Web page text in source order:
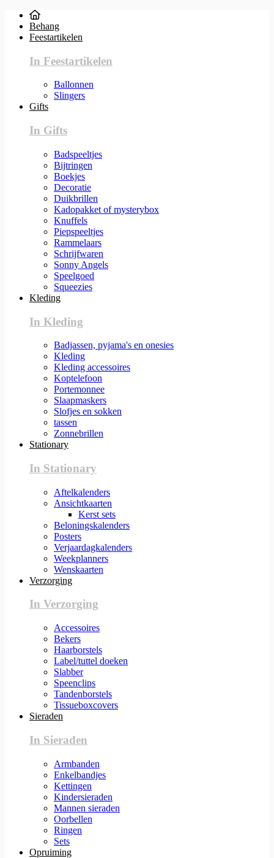
Behang
Feestartikelen
In Feestartikelen
Ballonnen
Slingers
Gifts
In Gifts
Badspeeltjes
Bijtringen
Boekjes
Decoratie
Duikbrillen
Kadopakket of mysterybox
Knuffels
Piepspeeltjes
Rammelaars
Schrijfwaren
Sonny Angels
Speelgoed
Squeezies
Kleding
In Kleding
Badjassen, pyjama's en onesies
Kleding
Kleding accessoires
Koptelefoon
Portemonnee
Slaapmaskers
Slofjes en sokken
tassen
Zonnebrillen
Stationary
In Stationary
Aftelkalenders
Ansichtkaarten
Kerst sets
Beloningskalenders
Posters
Verjaardagkalenders
Weekplanners
Wenskaarten
Verzorging
In Verzorging
Accessoires
Bekers
Haarborstels
Label/tuttel doeken
Slabber
Speenclips
Tandenborstels
Tissueboxcovers
Sieraden
In Sieraden
Armbanden
Enkelbandjes
Kettingen
Kindersieraden
Mannen sieraden
Oorbellen
Ringen
Sets
Opruiming